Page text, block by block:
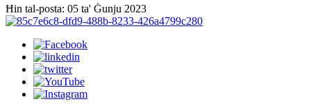
Ħin tal-posta: 05 ta' Ġunju 2023